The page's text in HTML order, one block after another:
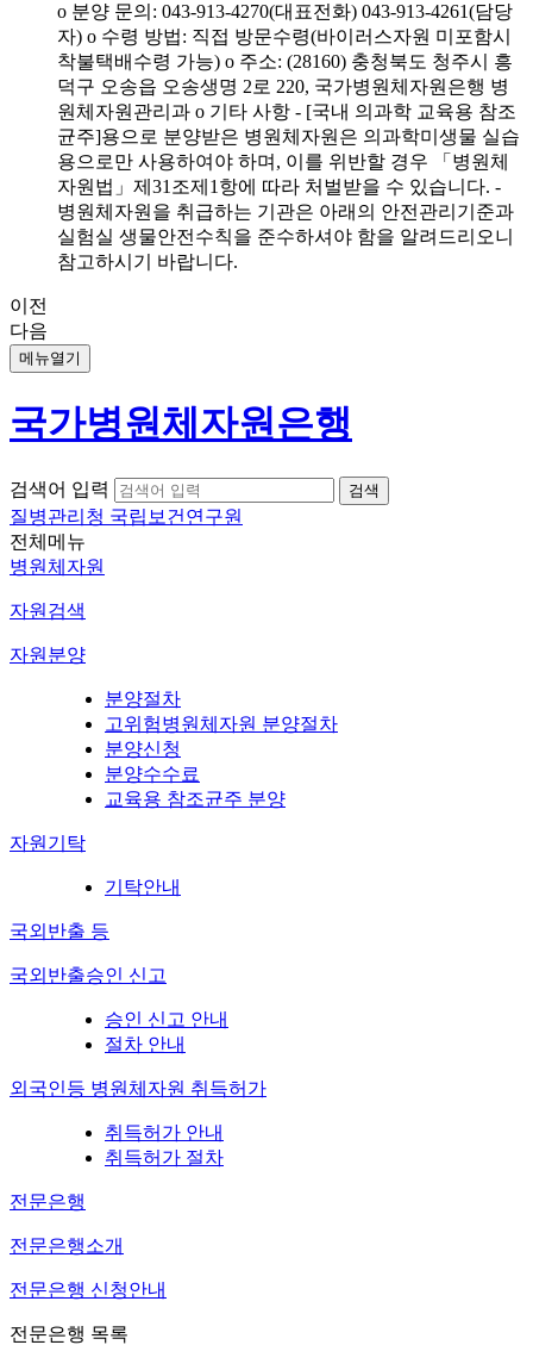
o 분양 문의: 043-913-4270(대표전화) 043-913-4261(담당
자) o 수령 방법: 직접 방문수령(바이러스자원 미포함시
착불택배수령 가능) o 주소: (28160) 충청북도 청주시 흥
덕구 오송읍 오송생명 2로 220, 국가병원체자원은행 병
원체자원관리과 o 기타 사항 - [국내 의과학 교육용 참조
균주]용으로 분양받은 병원체자원은 의과학미생물 실습
용으로만 사용하여야 하며, 이를 위반할 경우 「병원체
자원법」제31조제1항에 따라 처벌받을 수 있습니다. -
병원체자원을 취급하는 기관은 아래의 안전관리기준과
실험실 생물안전수칙을 준수하셔야 함을 알려드리오니
참고하시기 바랍니다.
이전
다음
메뉴열기
국가병원체자원은행
검색어 입력
질병관리청 국립보건연구원
전체메뉴
병원체자원
자원검색
자원분양
분양절차
고위험병원체자원 분양절차
분양신청
분양수수료
교육용 참조균주 분양
자원기탁
기탁안내
국외반출 등
국외반출승인 신고
승인 신고 안내
절차 안내
외국인등 병원체자원 취득허가
취득허가 안내
취득허가 절차
전문은행
전문은행소개
전문은행 신청안내
전문은행 목록